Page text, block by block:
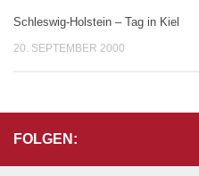
Schleswig-Holstein – Tag in Kiel
20. SEPTEMBER 2000
FOLGEN: